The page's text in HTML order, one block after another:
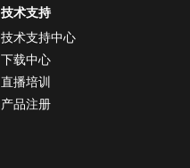
技术支持
技术支持中心
下载中心
直播培训
产品注册